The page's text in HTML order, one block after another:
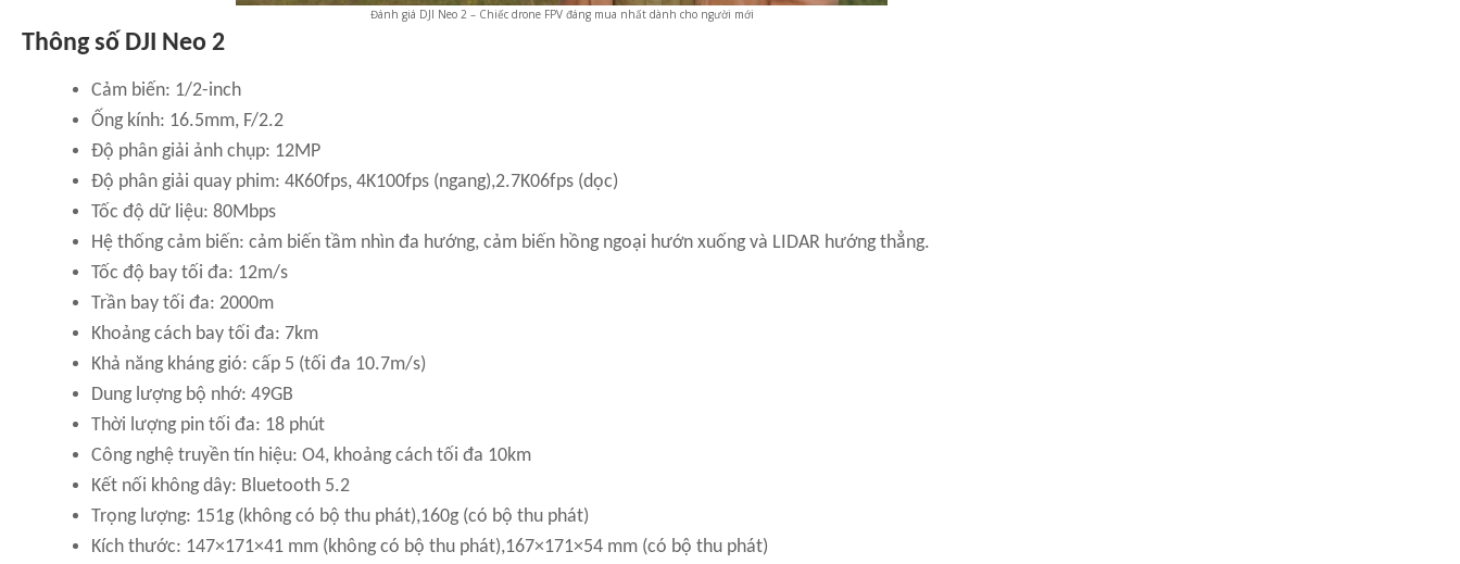
Đánh giá DJI Neo 2 – Chiếc drone FPV đáng mua nhất dành cho người mới
Thông số DJI Neo 2
Cảm biến: 1/2-inch
Ống kính: 16.5mm, F/2.2
Độ phân giải ảnh chụp: 12MP
Độ phân giải quay phim: 4K60fps, 4K100fps (ngang),2.7K06fps (dọc)
Tốc độ dữ liệu: 80Mbps
Hệ thống cảm biến: cảm biến tầm nhìn đa hướng, cảm biến hồng ngoại hướn xuống và LIDAR hướng thẳng.
Tốc độ bay tối đa: 12m/s
Trần bay tối đa: 2000m
Khoảng cách bay tối đa: 7km
Khả năng kháng gió: cấp 5 (tối đa 10.7m/s)
Dung lượng bộ nhớ: 49GB
Thời lượng pin tối đa: 18 phút
Công nghệ truyền tín hiệu: O4, khoảng cách tối đa 10km
Kết nối không dây: Bluetooth 5.2
Trọng lượng: 151g (không có bộ thu phát),160g (có bộ thu phát)
Kích thước: 147×171×41 mm (không có bộ thu phát),167×171×54 mm (có bộ thu phát)